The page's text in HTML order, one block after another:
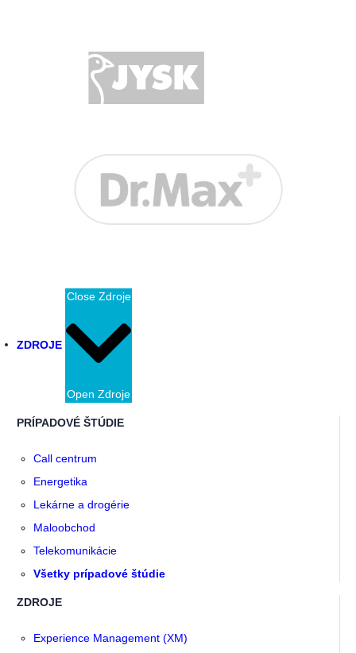
ZDROJE
Close Zdroje
Open Zdroje
PRÍPADOVÉ ŠTÚDIE
Call centrum
Energetika
Lekárne a drogérie
Maloobchod
Telekomunikácie
Všetky prípadové štúdie
ZDROJE
Experience Management (XM)